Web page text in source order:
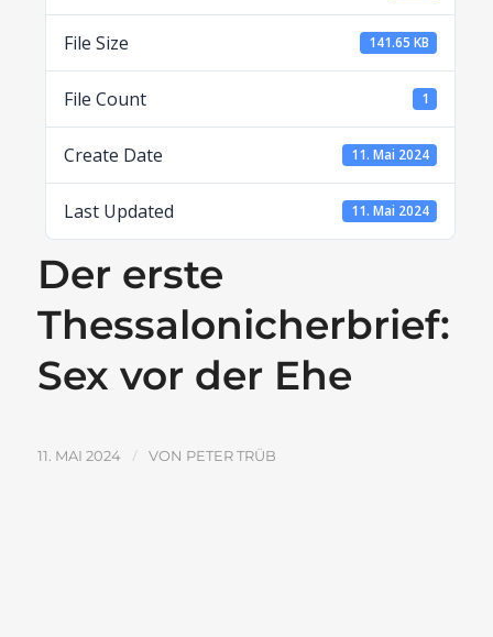
File Size 141.65 KB
File Count 1
Create Date 11. Mai 2024
Last Updated 11. Mai 2024
Der erste
Thessalonicherbrief:
Sex vor der Ehe
11. MAI 2024 / VON PETER TRÜB